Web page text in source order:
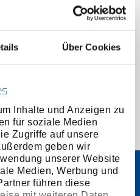
Über Cookies
Inhalte und Anzeigen zu
für soziale Medien
Zugriffe auf unsere
geben wir
unserer Website
Medien, Werbung und
führen diese
R38672006
1 von 1